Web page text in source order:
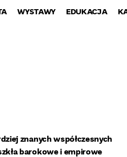
WYSTAWY EDUKACJA
znanych współczesnych
barokowe i empirowe